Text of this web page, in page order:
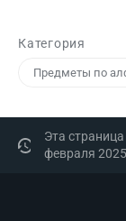
Категория
Предметы по
Эта
февраля